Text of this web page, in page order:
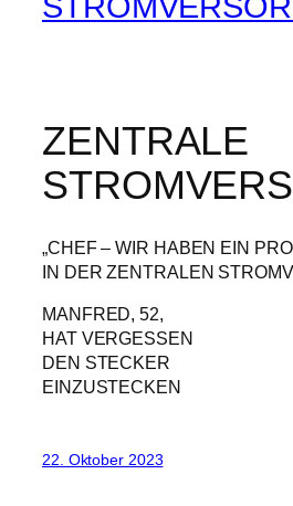
ZENTRALE
„CHEF – WIR HABEN EIN
IN DER ZENTRALEN
MANFRED, 52,
HAT VERGESSEN
DEN STECKER
EINZUSTECKEN
22. Oktober 2023